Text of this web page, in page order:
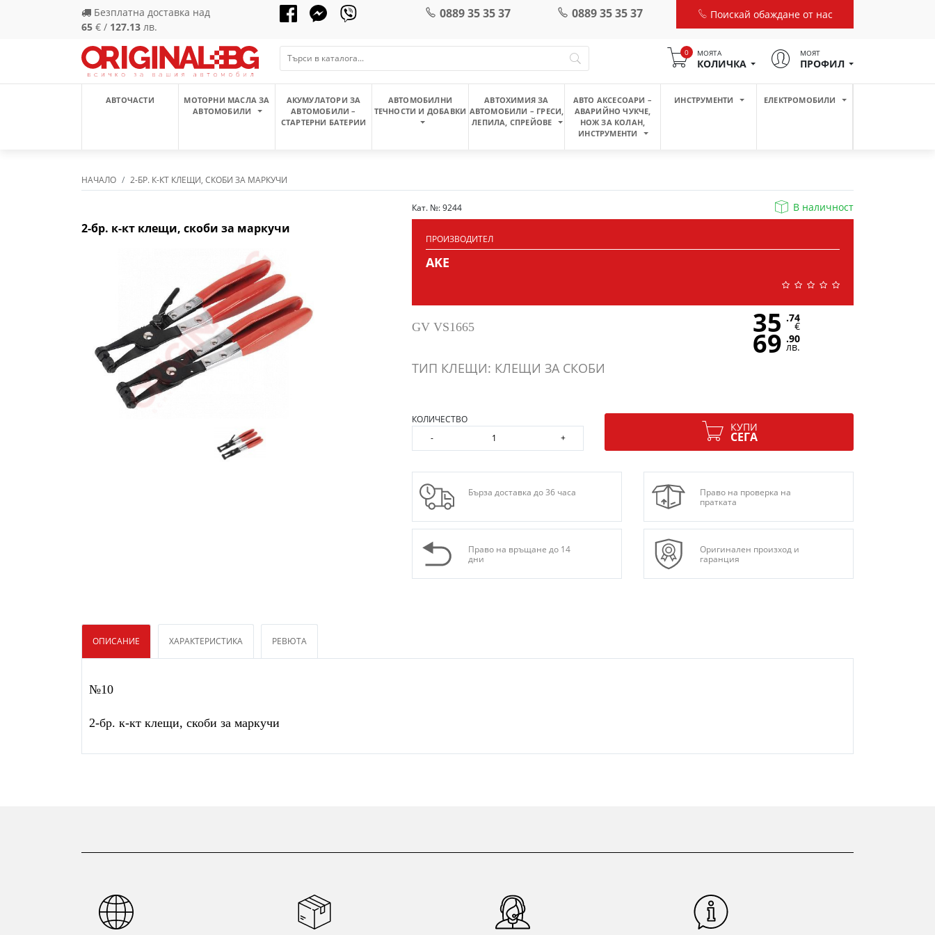
Безплатна доставка над
65 € / 127.13 лв.
0889 35 35 37 0889 35 35 37 Поискай обаждане от нас
0 МОЯТА
КОЛИЧКА
МОЯТ
ПРОФИЛ
АВТОЧАСТИ
МОТОРНИ МАСЛА ЗА
АВТОМОБИЛИ
АКУМУЛАТОРИ ЗА
АВТОМОБИЛИ –
СТАРТЕРНИ БАТЕРИИ
АВТОМОБИЛНИ
ТЕЧНОСТИ И ДОБАВКИ
АВТОХИМИЯ ЗА
АВТОМОБИЛИ – ГРЕСИ,
ЛЕПИЛА, СПРЕЙОВЕ
АВТО АКСЕСОАРИ –
АВАРИЙНО ЧУКЧЕ,
НОЖ ЗА КОЛАН,
ИНСТРУМЕНТИ
ИНСТРУМЕНТИ ЕЛЕКТРОМОБИЛИ
НАЧАЛО 2-БР. К-КТ КЛЕЩИ, СКОБИ ЗА МАРКУЧИ
2-бр. к-кт клещи, скоби за маркучи
Кат. №: 9244 В наличност
ПРОИЗВОДИТЕЛ
AKE
GV VS1665
ТИП КЛЕЩИ: КЛЕЩИ ЗА СКОБИ
35 .74
€
69 .90
лв.
КОЛИЧЕСТВО
-
+
КУПИ
СЕГА
Бърза доставка до 36 часа
Право на проверка на
пратката
Право на връщане до 14
дни
Оригинален произход и
гаранция
ОПИСАНИЕ ХАРАКТЕРИСТИКА РЕВЮТА
№10
2-бр. к-кт клещи, скоби за маркучи